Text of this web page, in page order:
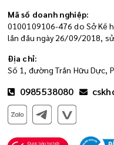
Mã số doanh nghiệp:
0100109106-476 do Sở Kế
lần đầu ngày 26/09/2018,
Địa chỉ:
Số 1, đường Trần Hữu Dực,
0985538080